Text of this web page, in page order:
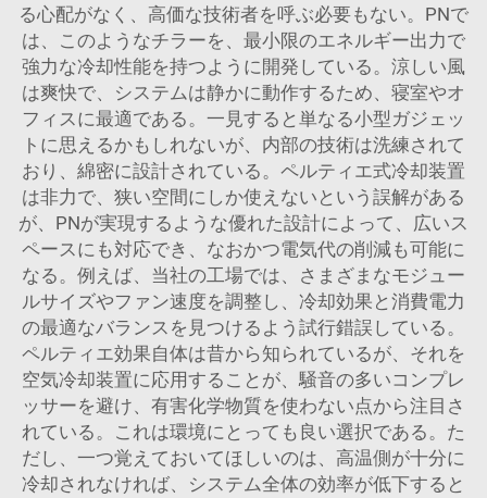
る心配がなく、高価な技術者を呼ぶ必要もない。PNで
は、このようなチラーを、最小限のエネルギー出力で
強力な冷却性能を持つように開発している。涼しい風
は爽快で、システムは静かに動作するため、寝室やオ
フィスに最適である。一見すると単なる小型ガジェッ
トに思えるかもしれないが、内部の技術は洗練されて
おり、綿密に設計されている。ペルティエ式冷却装置
は非力で、狭い空間にしか使えないという誤解がある
が、PNが実現するような優れた設計によって、広いス
ペースにも対応でき、なおかつ電気代の削減も可能に
なる。例えば、当社の工場では、さまざまなモジュー
ルサイズやファン速度を調整し、冷却効果と消費電力
の最適なバランスを見つけるよう試行錯誤している。
ペルティエ効果自体は昔から知られているが、それを
空気冷却装置に応用することが、騒音の多いコンプレ
ッサーを避け、有害化学物質を使わない点から注目さ
れている。これは環境にとっても良い選択である。た
だし、一つ覚えておいてほしいのは、高温側が十分に
冷却されなければ、システム全体の効率が低下すると